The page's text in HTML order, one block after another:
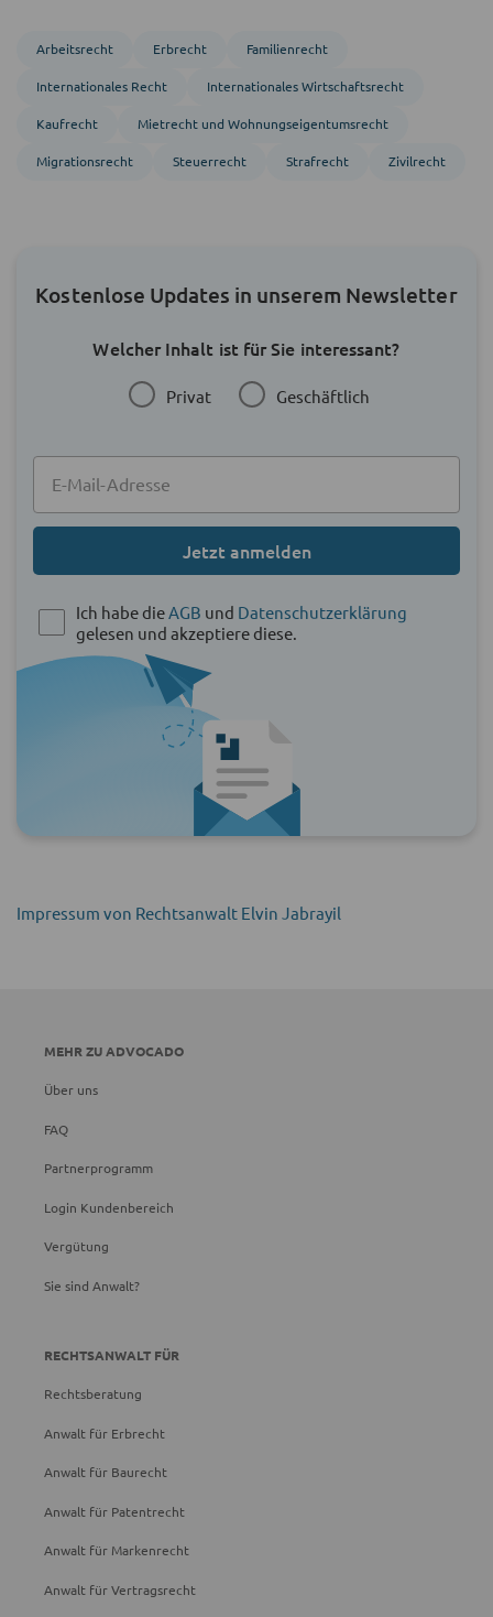
Arbeitsrecht Erbrecht Familienrecht
Inter­nationales Recht Inter­nationales Wirtschafts­recht
Kaufrecht Mietrecht und Wohnungs­eigentumsrecht
Migrations­recht Steuerrecht Strafrecht Zivil­recht
Kostenlose Updates in unserem Newsletter
Welcher Inhalt ist für Sie interessant?
Privat Geschäftlich
Jetzt anmelden
Ich habe die AGB und Datenschutzerklärung
gelesen und akzeptiere diese.
Impressum von Rechtsanwalt Elvin Jabrayil
MEHR ZU ADVOCADO
Über uns
FAQ
Partnerprogramm
Login Kundenbereich
Vergütung
Sie sind Anwalt?
RECHTSANWALT FÜR
Rechtsberatung
Anwalt für Erbrecht
Anwalt für Baurecht
Anwalt für Patentrecht
Anwalt für Markenrecht
Anwalt für Vertragsrecht